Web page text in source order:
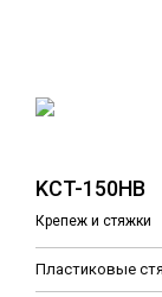
KCT-150HB
Крепеж и стяжки
Пластиковые